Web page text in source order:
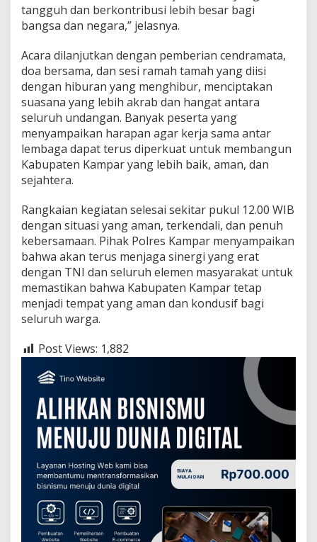
tangguh dan berkontribusi lebih besar bagi
bangsa dan negara,” jelasnya.
Acara dilanjutkan dengan pemberian cendramata,
doa bersama, dan sesi ramah tamah yang diisi
dengan hiburan yang menghibur, menciptakan
suasana yang lebih akrab dan hangat antara
seluruh undangan. Banyak peserta yang
menyampaikan harapan agar kerja sama antar
lembaga dapat terus diperkuat untuk membangun
Kabupaten Kampar yang lebih baik, aman, dan
sejahtera.
Rangkaian kegiatan selesai sekitar pukul 12.00 WIB
dengan situasi yang aman, terkendali, dan penuh
kebersamaan. Pihak Polres Kampar menyampaikan
bahwa akan terus menjaga sinergi yang erat
dengan TNI dan seluruh elemen masyarakat untuk
memastikan bahwa Kabupaten Kampar tetap
menjadi tempat yang aman dan kondusif bagi
seluruh warga.
Post Views: 1,882